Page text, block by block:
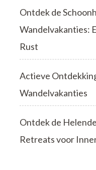
Ontdek de
Wandelvakanties:
Rust
Actieve
Wandelvakanties
Ontdek de
Retreats voor